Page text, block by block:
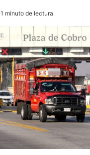
1 minuto de lectura